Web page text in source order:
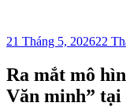
Đăng
21 Tháng 5, 202622
Ra mắt mô
Văn minh” tại